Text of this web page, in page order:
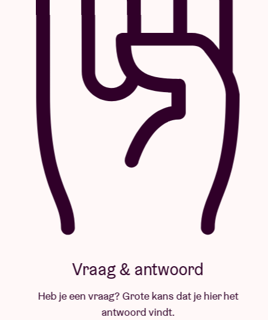
Vraag & antwoord
Heb je een vraag? Grote kans dat je hier het
antwoord vindt.